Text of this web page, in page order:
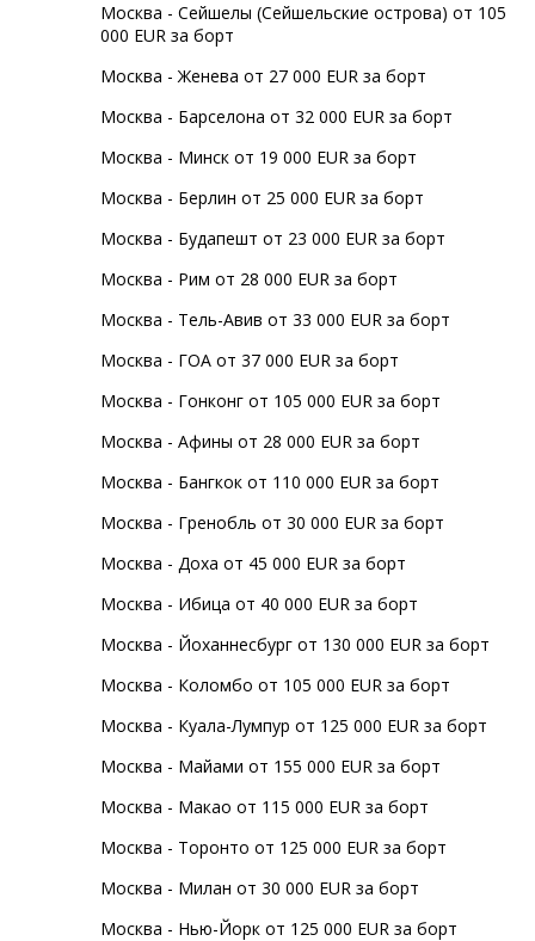
Москва - Сейшелы (Сейшельские острова) от 105
000 EUR за борт
Москва - Женева от 27 000 EUR за борт
Москва - Барселона от 32 000 EUR за борт
Москва - Минск от 19 000 EUR за борт
Москва - Берлин от 25 000 EUR за борт
Москва - Будапешт от 23 000 EUR за борт
Москва - Рим от 28 000 EUR за борт
Москва - Тель-Авив от 33 000 EUR за борт
Москва - ГОА от 37 000 EUR за борт
Москва - Гонконг от 105 000 EUR за борт
Москва - Афины от 28 000 EUR за борт
Москва - Бангкок от 110 000 EUR за борт
Москва - Гренобль от 30 000 EUR за борт
Москва - Доха от 45 000 EUR за борт
Москва - Ибица от 40 000 EUR за борт
Москва - Йоханнесбург от 130 000 EUR за борт
Москва - Коломбо от 105 000 EUR за борт
Москва - Куала-Лумпур от 125 000 EUR за борт
Москва - Майами от 155 000 EUR за борт
Москва - Макао от 115 000 EUR за борт
Москва - Торонто от 125 000 EUR за борт
Москва - Милан от 30 000 EUR за борт
Москва - Нью-Йорк от 125 000 EUR за борт